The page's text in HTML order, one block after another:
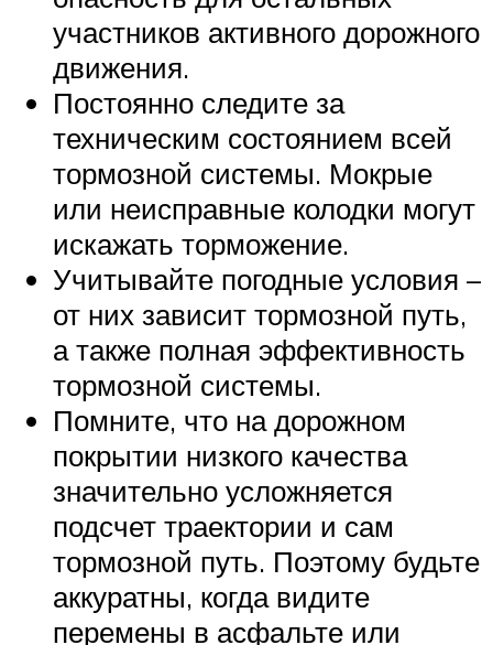
участников активного дорожного
движения.
Постоянно следите за
техническим состоянием всей
тормозной системы. Мокрые
или неисправные колодки могут
искажать торможение.
Учитывайте погодные условия –
от них зависит тормозной путь,
а также полная эффективность
тормозной системы.
Помните, что на дорожном
покрытии низкого качества
значительно усложняется
подсчет траектории и сам
тормозной путь. Поэтому будьте
аккуратны, когда видите
перемены в асфальте или